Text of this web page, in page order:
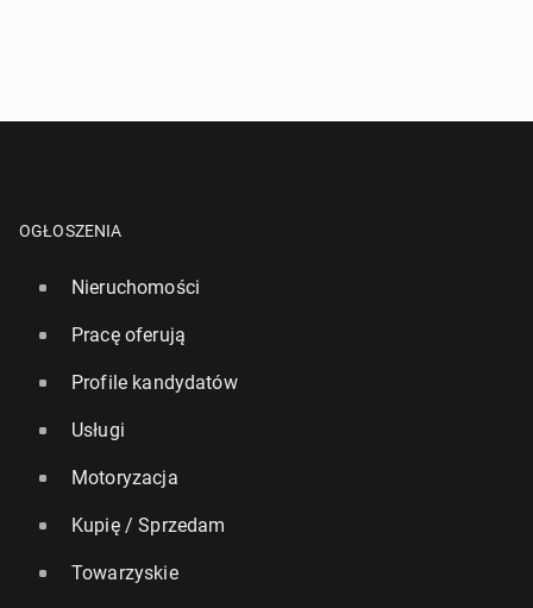
OGŁOSZENIA
Nieruchomości
Pracę oferują
Profile kandydatów
Usługi
Motoryzacja
Kupię / Sprzedam
Towarzyskie